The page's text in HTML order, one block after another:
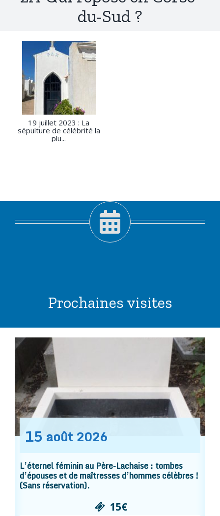
du-Sud ?
19 juillet 2023 : La
sépulture de célébrité la
plu...
Prochaines visites
15 août 2026
L’éternel féminin au Père-Lachaise : tombes
d’épouses et de maîtresses d’hommes célèbres !
(Sans réservation).
15€